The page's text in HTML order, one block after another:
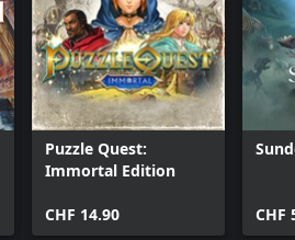
Puzzle Quest:
Immortal Edition
CHF 14.90 CHF